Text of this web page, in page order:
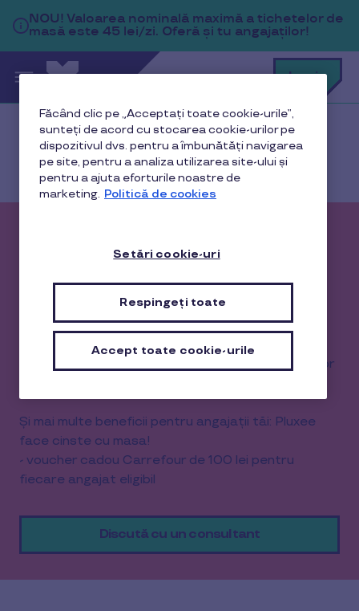
Sari la conținutul principal
Login
Acasă Toate produsele
Card de masă
ZERO COSTURI pentru compania ta!
- în primele 6 luni pentru încărcarea cardurilor de
masă Gusto
- în prima lună pentru emiterea și livrarea cardurilor
Și mai multe beneficii pentru angajații tăi: Pluxee
face cinste cu masa!
- voucher cadou Carrefour de 100 lei pentru
fiecare angajat eligibil
Discută cu un consultant
NOU! Valoarea nominală maximă a tichetelor de
masă este 45 lei/zi. Oferă și tu angajaților!
Făcând clic pe „Acceptați toate cookie-urile”,
sunteți de acord cu stocarea cookie-urilor pe
dispozitivul dvs. pentru a îmbunătăți navigarea
pe site, pentru a analiza utilizarea site-ului și
pentru a ajuta eforturile noastre de
marketing. Politică de cookies
Setări cookie-uri
Respingeți toate
Accept toate cookie-urile